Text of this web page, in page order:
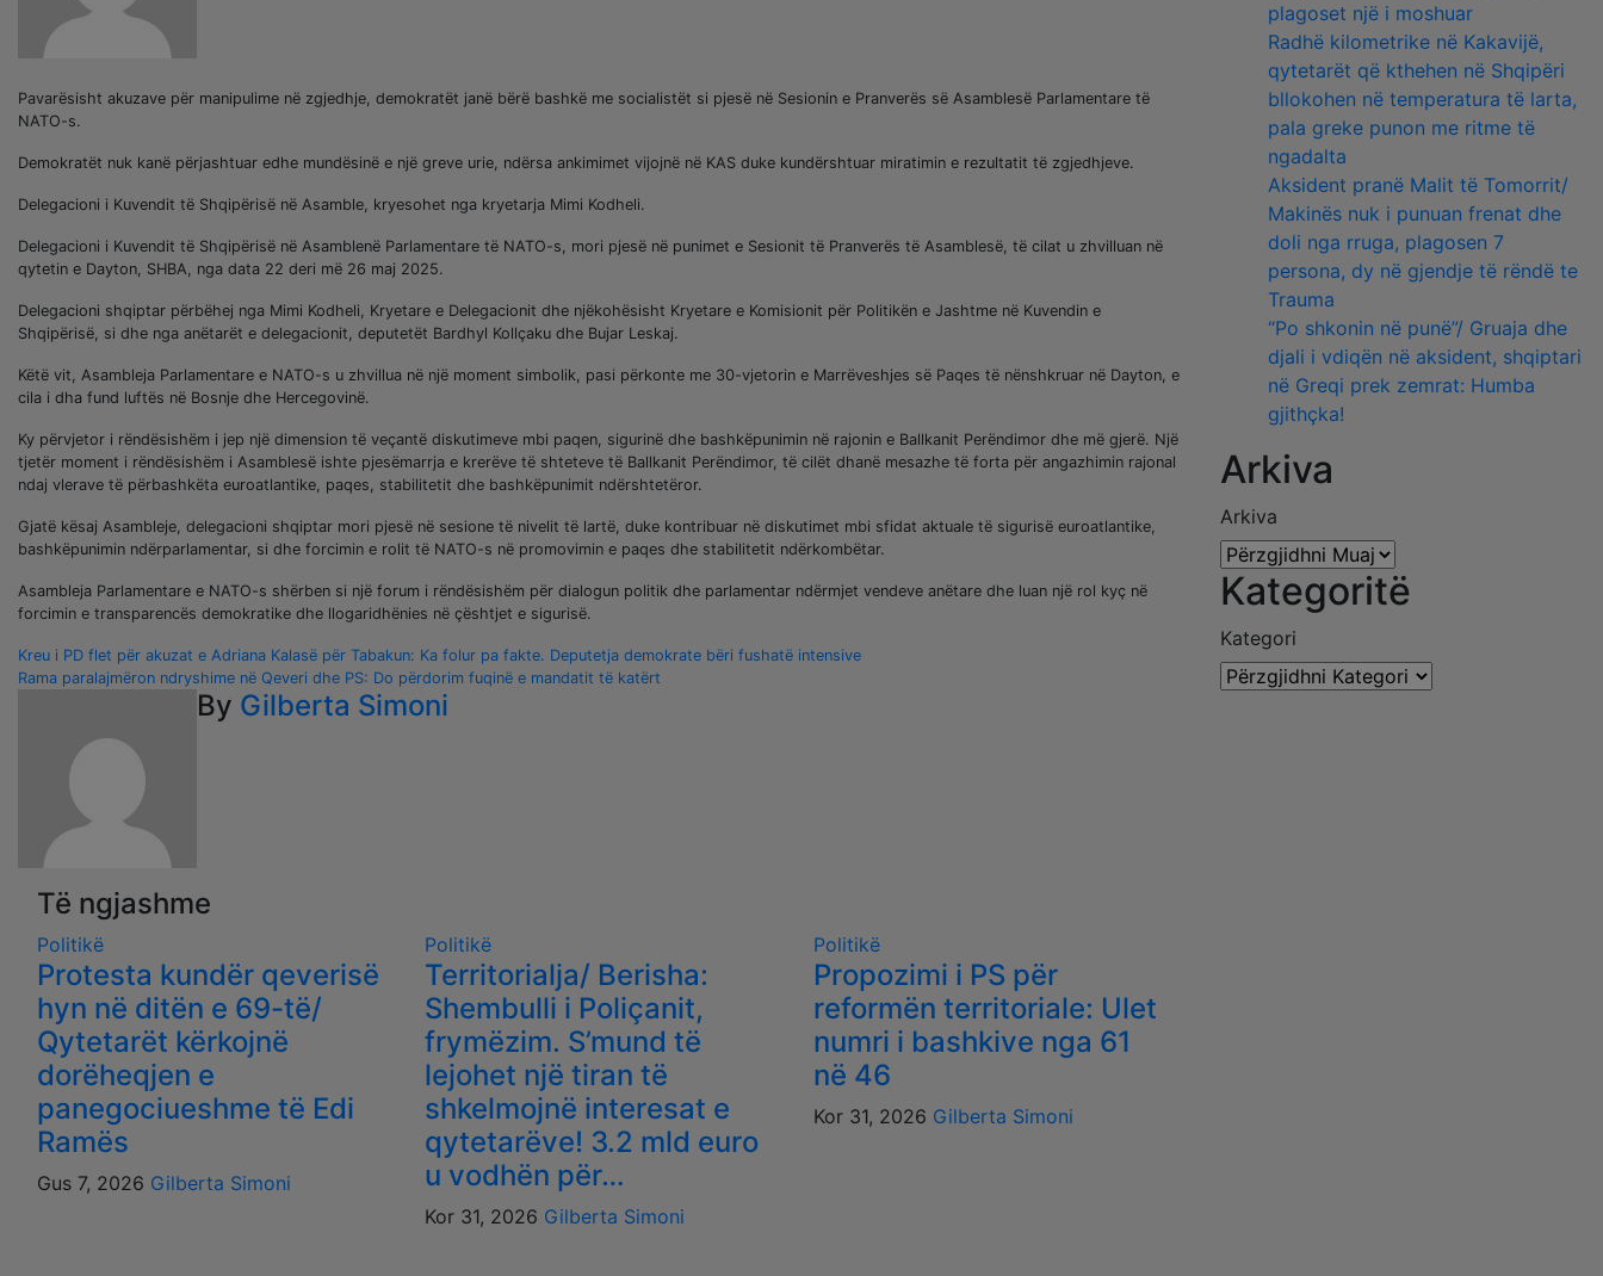
Pavarësisht akuzave për manipulime në zgjedhje, demokratët janë bërë bashkë me socialistët si pjesë në Sesionin e Pranverës së Asamblesë Parlamentare të
NATO-s.
Demokratët nuk kanë përjashtuar edhe mundësinë e një greve urie, ndërsa ankimimet vijojnë në KAS duke kundërshtuar miratimin e rezultatit të zgjedhjeve.
Delegacioni i Kuvendit të Shqipërisë në Asamble, kryesohet nga kryetarja Mimi Kodheli.
Delegacioni i Kuvendit të Shqipërisë në Asamblenë Parlamentare të NATO-s, mori pjesë në punimet e Sesionit të Pranverës të Asamblesë, të cilat u zhvilluan në
qytetin e Dayton, SHBA, nga data 22 deri më 26 maj 2025.
Delegacioni shqiptar përbëhej nga Mimi Kodheli, Kryetare e Delegacionit dhe njëkohësisht Kryetare e Komisionit për Politikën e Jashtme në Kuvendin e
Shqipërisë, si dhe nga anëtarët e delegacionit, deputetët Bardhyl Kollçaku dhe Bujar Leskaj.
Këtë vit, Asambleja Parlamentare e NATO-s u zhvillua në një moment simbolik, pasi përkonte me 30-vjetorin e Marrëveshjes së Paqes të nënshkruar në Dayton, e
cila i dha fund luftës në Bosnje dhe Hercegovinë.
Ky përvjetor i rëndësishëm i jep një dimension të veçantë diskutimeve mbi paqen, sigurinë dhe bashkëpunimin në rajonin e Ballkanit Perëndimor dhe më gjerë. Një
tjetër moment i rëndësishëm i Asamblesë ishte pjesëmarrja e krerëve të shteteve të Ballkanit Perëndimor, të cilët dhanë mesazhe të forta për angazhimin rajonal
ndaj vlerave të përbashkëta euroatlantike, paqes, stabilitetit dhe bashkëpunimit ndërshtetëror.
Gjatë kësaj Asambleje, delegacioni shqiptar mori pjesë në sesione të nivelit të lartë, duke kontribuar në diskutimet mbi sfidat aktuale të sigurisë euroatlantike,
bashkëpunimin ndërparlamentar, si dhe forcimin e rolit të NATO-s në promovimin e paqes dhe stabilitetit ndërkombëtar.
Asambleja Parlamentare e NATO-s shërben si një forum i rëndësishëm për dialogun politik dhe parlamentar ndërmjet vendeve anëtare dhe luan një rol kyç në
forcimin e transparencës demokratike dhe llogaridhënies në çështjet e sigurisë.
Lëvizje
postimet
Kreu i PD flet për akuzat e Adriana Kalasë për Tabakun: Ka folur pa fakte. Deputetja demokrate bëri fushatë intensive
Rama paralajmëron ndryshime në Qeveri dhe PS: Do përdorim fuqinë e mandatit të katërt
By Gilberta Simoni
Të ngjashme
Politikë
Protesta kundër qeverisë
hyn në ditën e 69-të/
Qytetarët kërkojnë
dorëheqjen e
panegociueshme të Edi
Ramës
Gus 7, 2026 Gilberta Simoni
Politikë
Territorialja/ Berisha:
Shembulli i Poliçanit,
frymëzim. S’mund të
lejohet një tiran të
shkelmojnë interesat e
qytetarëve! 3.2 mld euro
u vodhën për…
Kor 31, 2026 Gilberta Simoni
Politikë
Propozimi i PS për
reformën territoriale: Ulet
numri i bashkive nga 61
në 46
Kor 31, 2026 Gilberta Simoni
plagoset një i moshuar
Radhë kilometrike në Kakavijë,
qytetarët që kthehen në Shqipëri
bllokohen në temperatura të larta,
pala greke punon me ritme të
ngadalta
Aksident pranë Malit të Tomorrit/
Makinës nuk i punuan frenat dhe
doli nga rruga, plagosen 7
persona, dy në gjendje të rëndë te
Trauma
“Po shkonin në punë”/ Gruaja dhe
djali i vdiqën në aksident, shqiptari
në Greqi prek zemrat: Humba
gjithçka!
Arkiva
Arkiva
Kategoritë
Kategori